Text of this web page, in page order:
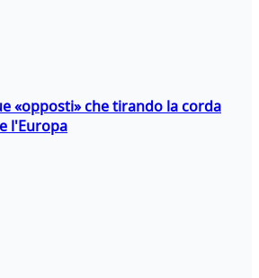
«opposti» che tirando la corda
l'Europa